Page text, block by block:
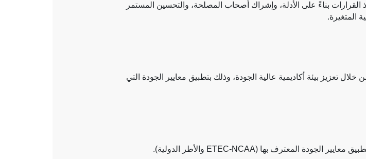
القرارات بناءً على الأدلة، وإشراك أصحاب المصلحة، والتحسين المستمر
المتغيرة.
تعزيز بيئة أكاديمية عالية الجودة، وذلك بتطبيق معايير الجودة التي
معايير الجودة المعترف بها (ETEC-NCAA والأطر الدولية).